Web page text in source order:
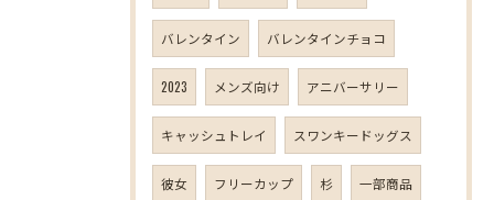
バレンタイン バレンタインチョコ
2023 メンズ向け アニバーサリー
キャッシュトレイ スワンキードッグス
彼女 フリーカップ 杉 一部商品